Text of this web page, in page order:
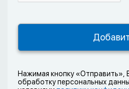
Нажимая кнопку «Отправить»,
обработку персональных